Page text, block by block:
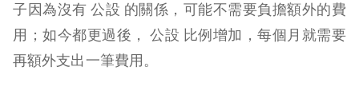
子因為沒有 公設 的關係，可能不需要負擔額外的費
用；如今都更過後， 公設 比例增加，每個月就需要
再額外支出一筆費用。